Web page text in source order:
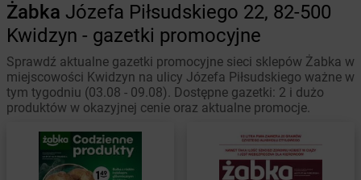
Żabka Józefa Piłsudskiego 22, 82-500
Kwidzyn - gazetki promocyjne
Sprawdź aktualne gazetki promocyjne sieci sklepów Żabka w
miejscowości Kwidzyn na ulicy Józefa Piłsudskiego ważne w
tym tygodniu (03.08 - 09.08). Dostępne gazetki: 2 i dużo
produktów w okazyjnej cenie oraz aktualne promocje.